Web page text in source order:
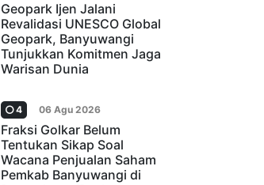
Geopark Ijen Jalani
Revalidasi UNESCO Global
Geopark, Banyuwangi
Tunjukkan Komitmen Jaga
Warisan Dunia
4 06 Agu 2026
Fraksi Golkar Belum
Tentukan Sikap Soal
Wacana Penjualan Saham
Pemkab Banyuwangi di